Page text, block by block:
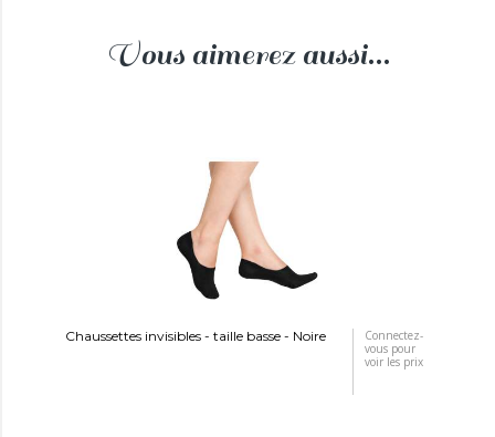
Vous aimerez aussi...
Chaussettes invisibles - taille basse - Noire
Connectez-
vous pour
voir les prix